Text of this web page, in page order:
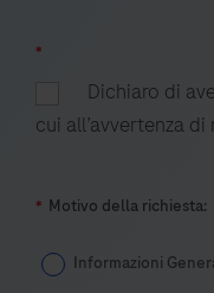
*
Dichiaro di
cui all’avvertenza
* Motivo della richiesta:
Informazioni